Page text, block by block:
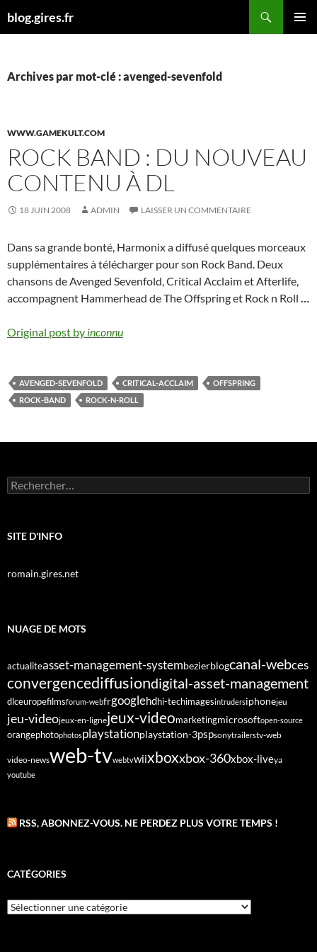
aublog.gires.fr
Archives par mot-clé : avenged-sevenfold
WWW.GAMEKULT.COM
ROCK BAND : DU NOUVEAU
CONTENU À DL
18 JUIN 2008 ADMIN LAISSER UN COMMENTAIRE
Dans sa grande bonté, Harmonix a diffusé quelques morceaux
supplémentaires à télécharger pour son Rock Band. Deux
chansons de Avenged Sevenfold, Critical Acclaim et Afterlife,
accompagnent Hammerhead de The Offspring et Rock n Roll …
Original post by inconnu
AVENGED-SEVENFOLD CRITICAL-ACCLAIM
OFFSPRING
ROCK-BAND
ROCK-N-ROLL
Rechercher :
SITE D'INFO
romain.gires.net
NUAGE DE MOTS
actualiteasset-management-systembezierblogcanal-webces
convergencediffusiondigital-asset-management
dlceuropefilmsforum-webfrgooglehdhi-techimagesintrudersiphonejeu
jeu-videojeux-en-lignejeux-videomarketingmicrosoftopen-source
orangephotophotosplaystationplaystation-3pspsonytrailerstv-web
video-newsweb-tvwebtvwiixboxxbox-360xbox-liveya
youtube
RSS, ABONNEZ-VOUS. NE PERDEZ PLUS VOTRE TEMPS !
CATÉGORIES
Catégories